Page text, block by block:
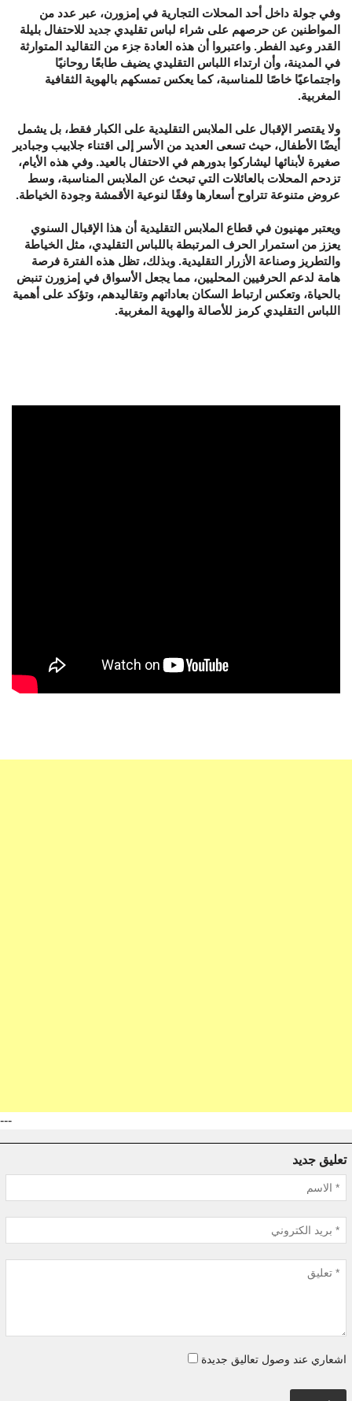
وفي جولة داخل أحد المحلات التجارية في إمزورن، عبر عدد من
المواطنين عن حرصهم على شراء لباس تقليدي جديد للاحتفال بليلة
القدر وعيد الفطر. واعتبروا أن هذه العادة جزء من التقاليد المتوارثة
في المدينة، وأن ارتداء اللباس التقليدي يضيف طابعًا روحانيًا
واجتماعيًا خاصًا للمناسبة، كما يعكس تمسكهم بالهوية الثقافية
المغربية.
ولا يقتصر الإقبال على الملابس التقليدية على الكبار فقط، بل يشمل
أيضًا الأطفال، حيث تسعى العديد من الأسر إلى اقتناء جلابيب وجبادير
صغيرة لأبنائها ليشاركوا بدورهم في الاحتفال بالعيد. وفي هذه الأيام،
تزدحم المحلات بالعائلات التي تبحث عن الملابس المناسبة، وسط
عروض متنوعة تتراوح أسعارها وفقًا لنوعية الأقمشة وجودة الخياطة.
ويعتبر مهنيون في قطاع الملابس التقليدية أن هذا الإقبال السنوي
يعزز من استمرار الحرف المرتبطة باللباس التقليدي، مثل الخياطة
والتطريز وصناعة الأزرار التقليدية. وبذلك، تظل هذه الفترة فرصة
هامة لدعم الحرفيين المحليين، مما يجعل الأسواق في إمزورن تنبض
بالحياة، وتعكس ارتباط السكان بعاداتهم وتقاليدهم، وتؤكد على أهمية
اللباس التقليدي كرمز للأصالة والهوية المغربية.
---
تعليق جديد
اشعاري عند وصول تعاليق جديدة